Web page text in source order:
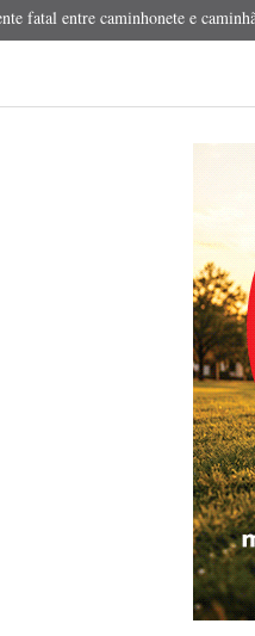
fatal entre caminhonete e